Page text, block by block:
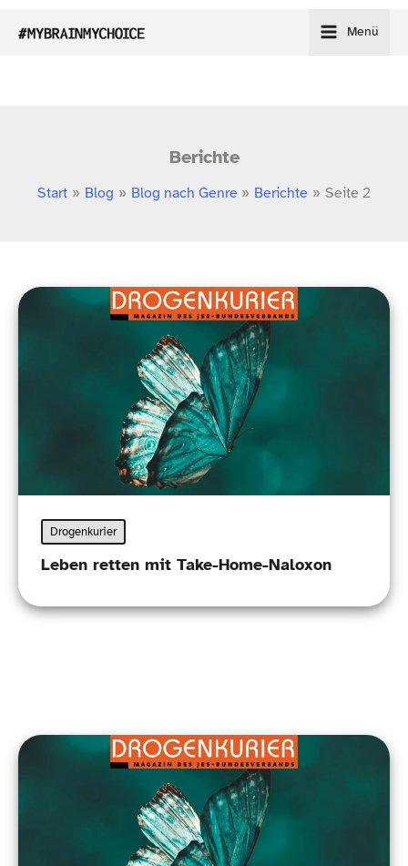
Inhalt
Menü
Berichte
Start Blog Blog nach Genre Berichte Seite 2
Drogenkurier
Leben retten mit Take-Home-Naloxon